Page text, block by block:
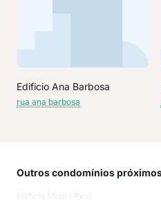
Edificio Ana Barbosa
rua ana barbosa
Outros condomínios
Edificio Monte Real